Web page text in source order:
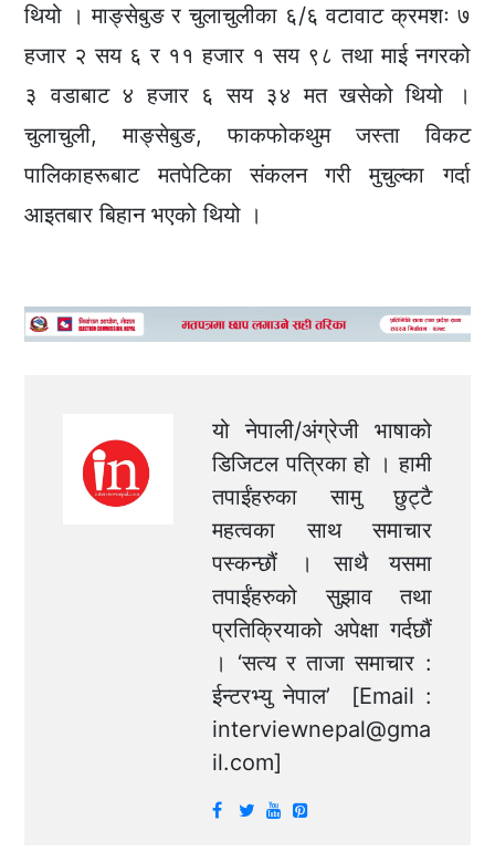
थियो । माङ्सेबुङ र चुलाचुलीका ६/६ वटावाट क्रमशः ७
हजार २ सय ६ र ११ हजार १ सय ९८ तथा माई नगरको
३ वडाबाट ४ हजार ६ सय ३४ मत खसेको थियो ।
चुलाचुली, माङ्सेबुङ, फाकफोकथुम जस्ता विकट
पालिकाहरूबाट मतपेटिका संकलन गरी मुचुल्का गर्दा
आइतबार बिहान भएको थियो ।
यो नेपाली/अंग्रेजी भाषाको
डिजिटल पत्रिका हो । हामी
तपाईंहरुका सामु छुट्टै
महत्वका साथ समाचार
पस्कन्छौं । साथै यसमा
तपाईंहरुको सुझाव तथा
प्रतिक्रियाको अपेक्षा गर्दछौं
। ‘सत्य र ताजा समाचार :
ईन्टरभ्यु नेपाल’ [Email :
interviewnepal@gma
il.com]